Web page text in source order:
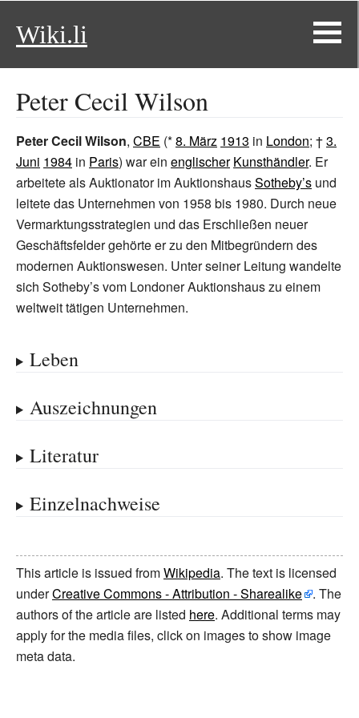
Wiki.li
Peter Cecil Wilson
Peter Cecil Wilson, CBE (*8. März 1913 in London; †3.
Juni 1984 in Paris) war ein englischer Kunsthändler. Er
arbeitete als Auktionator im AuktionshausSotheby’s und
leitete das Unternehmen von 1958 bis 1980. Durch neue
Vermarktungsstrategien und das Erschließen neuer
Geschäftsfelder gehörte er zu den Mitbegründern des
modernen Auktionswesen. Unter seiner Leitung wandelte
sich Sotheby’s vom Londoner Auktionshaus zu einem
weltweit tätigen Unternehmen.
Leben
Auszeichnungen
Literatur
Einzelnachweise
This article is issued fromWikipedia. The text is licensed
underCreative Commons - Attribution - Sharealike
. The
authors of the article are listed here. Additional terms may
apply for the media files, click on images to show image
meta data.